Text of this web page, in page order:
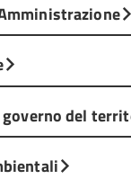
governo del